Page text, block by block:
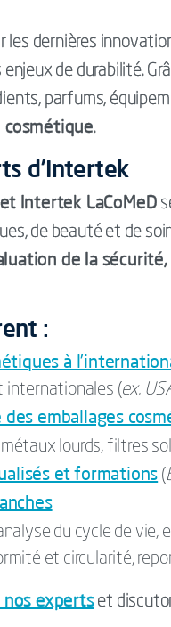
les dernières
de durabilité.
parfums,
cosmétique.
d’Intertek
Intertek LaCoMeD
de beauté et de
de la
:
à
internationales (ex.
emballages
métaux lourds, filtres
et formations (
du cycle de vie,
et circularité,
nos expertset